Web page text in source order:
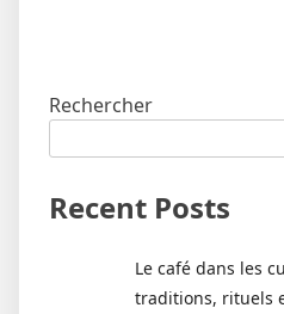
Rechercher
Recent Posts
Le café dans les
traditions, rituels